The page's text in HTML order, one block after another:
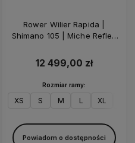
56 57,5 59,5
Rower Wilier Rapida |
Shimano 105 | Miche Reflex
12 499,00 zł
Rozmiar ramy:
XS S M L XL
Powiadom o dostępności